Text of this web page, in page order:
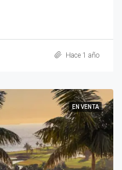
Hace 1 año
EN VENTA